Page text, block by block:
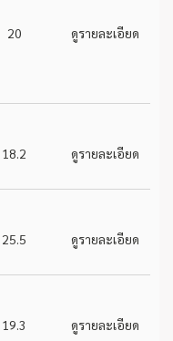
20 ดูรายละเอียด
18.2 ดูรายละเอียด
25.5 ดูรายละเอียด
19.3 ดูรายละเอียด